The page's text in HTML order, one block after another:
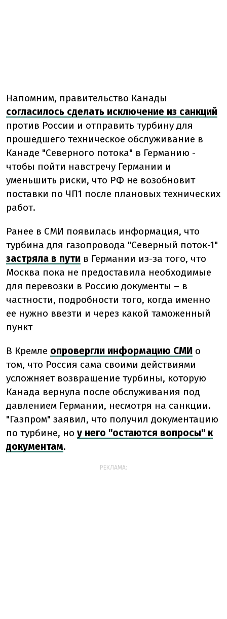
Напомним, правительство Канады
согласилось сделать исключение из санкций
против России и отправить турбину для
прошедшего техническое обслуживание в
Канаде "Северного потока" в Германию -
чтобы пойти навстречу Германии и
уменьшить риски, что РФ не возобновит
поставки по ЧП1 после плановых технических
работ.
Ранее в СМИ появилась информация, что
турбина для газопровода "Северный поток-1"
застряла в пути в Германии из-за того, что
Москва пока не предоставила необходимые
для перевозки в Россию документы – в
частности, подробности того, когда именно
ее нужно ввезти и через какой таможенный
пункт
В Кремле опровергли информацию СМИ о
том, что Россия сама своими действиями
усложняет возвращение турбины, которую
Канада вернула после обслуживания под
давлением Германии, несмотря на санкции.
"Газпром" заявил, что получил документацию
по турбине, но у него "остаются вопросы" к
документам.
РЕКЛАМА: